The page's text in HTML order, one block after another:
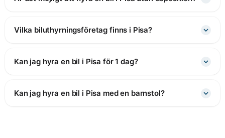
Vilka biluthyrningsföretag finns i Pisa?
Kan jag hyra en bil i Pisa för 1 dag?
Kan jag hyra en bil i Pisa med en barnstol?